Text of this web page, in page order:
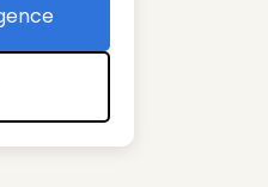
offres de l'agence